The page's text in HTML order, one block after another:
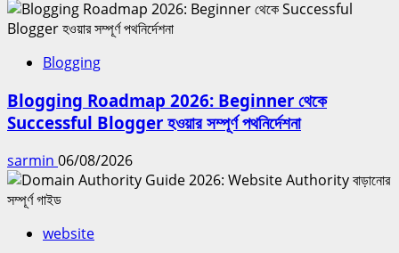
Blogging
Blogging Roadmap 2026: Beginner থেকে
Successful Blogger হওয়ার সম্পূর্ণ পথনির্দেশনা
sarmin 06/08/2026
website